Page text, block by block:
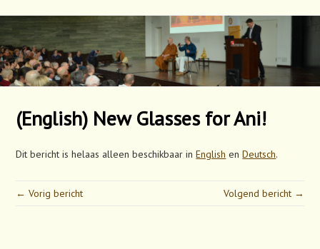
(English) New Glasses for Ani!
Dit bericht is helaas alleen beschikbaar inEnglish enDeutsch.
← Vorig bericht Volgend bericht →